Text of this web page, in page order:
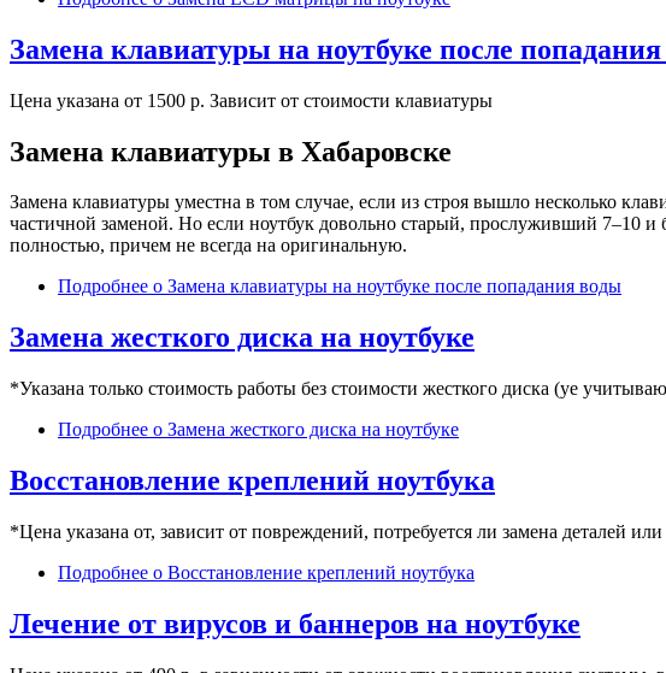
Замена клавиатуры на ноутбуке после
Цена указана от 1500 р. Зависит от стоимости клавиатуры
Замена клавиатуры в Хабаровске
Замена клавиатуры уместна в том случае, если из строя вышло несколько
частичной заменой. Но если ноутбук довольно старый, прослуживший 7–10 и
полностью, причем не всегда на оригинальную.
Подробнее о Замена клавиатуры на ноутбуке после попадания воды
Замена жесткого диска на ноутбуке
*Указана только стоимость работы без стоимости жесткого диска (yе
Подробнее о Замена жесткого диска на ноутбуке
Восстановление креплений ноутбука
*Цена указана от, зависит от повреждений, потребуется ли замена деталей
Подробнее о Восстановление креплений ноутбука
Лечение от вирусов и баннеров на ноутбуке